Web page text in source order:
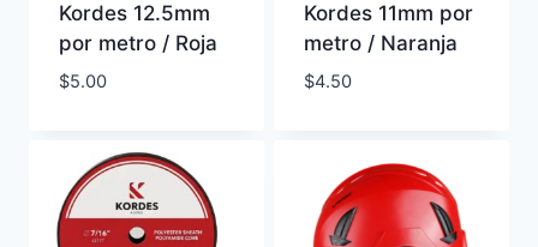
Kordes 12.5mm
por metro / Roja
$5.00
Kordes 11mm por
metro / Naranja
$4.50